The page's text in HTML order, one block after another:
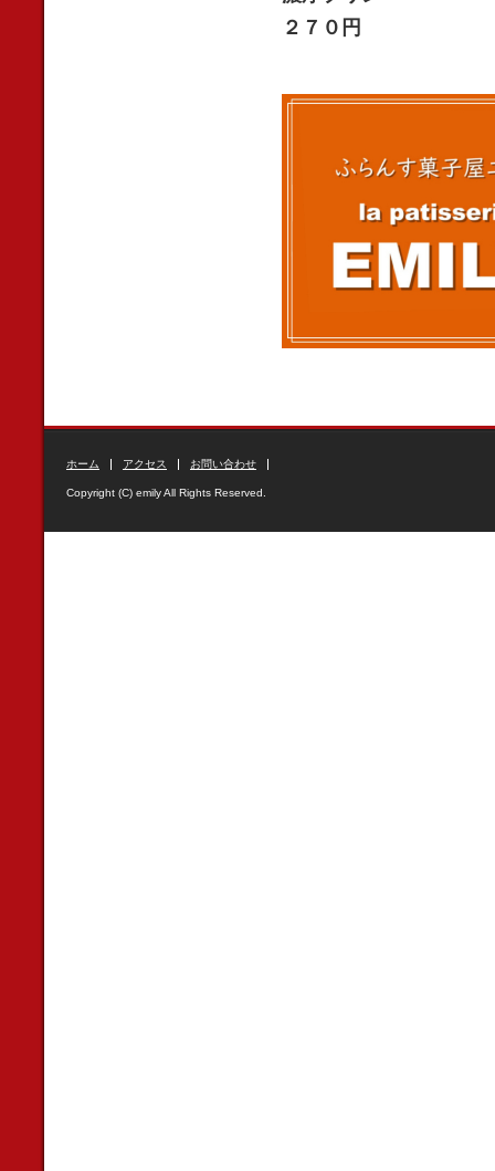
２７０円
ホーム アクセス お問い合わせ
Copyright (C) emily All Rights Reserved.